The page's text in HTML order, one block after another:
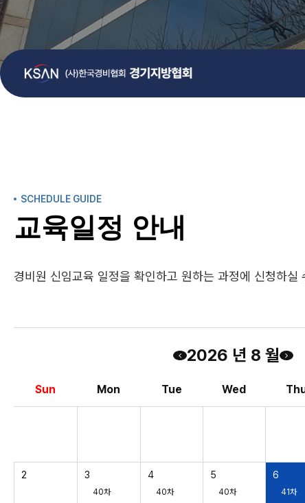
SCHEDULE GUIDE
교육일정 안내
경비원 신임교육 일정을 확인하고 원하는 과정에 신청하실
2026 년 8 월
Sun Mon Tue Wed
2 3
40차
4
40차
5
40차
6
41차